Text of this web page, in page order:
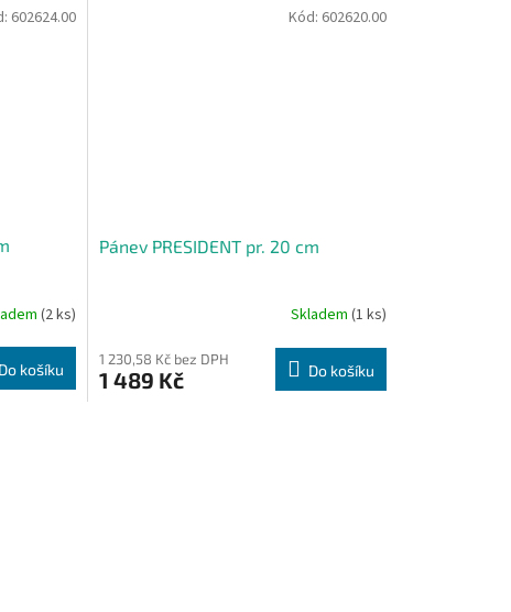
(2 ks)
Do košíku
602624.00
Pánev PRESIDENT pr. 20 cm
Skladem (1 ks)
1 230,58 Kč bez DPH
1 489 Kč Do košíku
Kód: 602620.00